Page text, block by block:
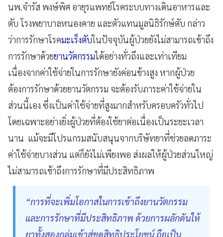
นพ.จำรัส พงษ์พิศ อายุรแพทย์โรคระบบทางเดินอาหารและ
ตับ โรงพยาบาลหนองคาย และตัวแทนมูลนิธิรักษ์ตับ กล่าว
ว่าการรักษาโรคมะเร็งตับในปัจจุบันผู้ป่วยยังไม่สามารถเข้าถึง
การรักษาด้วยยานวัตกรรมได้อย่างทั่วถึงและเท่าเทียม
เนื่องจากค่าใช้จ่ายในการรักษายังค่อนข้างสูง หากผู้ป่วย
ต้องการรักษาด้วยยานวัตกรรม จะต้องรับภาระค่าใช้จ่ายใน
ส่วนนี้เอง ซึ่งเป็นค่าใช้จ่ายที่สูงมากสำหรับครอบครัวทั่วไป
โดยเฉพาะอย่างยิ่งผู้ป่วยที่ต้องใช้ยาต่อเนื่องเป็นระยะเวลา
นาน แม้จะมีโปรแกรมสนับสนุนจากบริษัทยาที่ช่วยลดภาระ
ค่าใช้จ่ายบางส่วน แต่ก็ยังไม่เพียงพอ ส่งผลให้ผู้ป่วยส่วนใหญ่
ไม่สามารถเข้าถึงการรักษาที่มีประสิทธิภาพ
“การที่จะเพิ่มโอกาสในการเข้าถึงยานวัตกรรม
และการรักษาที่มีประสิทธิภาพ ด้วยการผลักดันให้
ยาทั้งสองกลุ่มเข้าสู่ชุดสิทธิประโยชน์ ถือเป็น